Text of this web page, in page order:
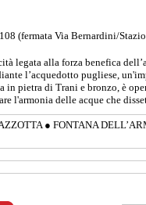
(fermata Via Bernardini/
legata alla forza benefica
l’acquedotto pugliese,
in pietra di Trani e bronzo, è
l'armonia delle acque che
● FONTANA